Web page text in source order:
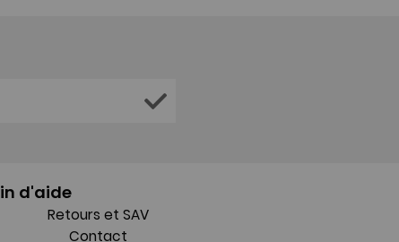
d'aide
Retours et SAV
Contact